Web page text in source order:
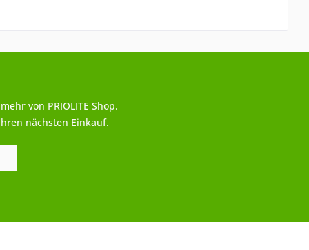
von PRIOLITE Shop.
nächsten Einkauf.